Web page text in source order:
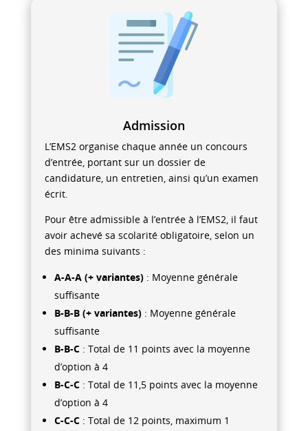
Admission
L’EMS2 organise chaque année un concours
d’entrée, portant sur un dossier de
candidature, un entretien, ainsi qu’un examen
écrit.
Pour être admissible à l’entrée à l’EMS2, il faut
avoir achevé sa scolarité obligatoire, selon un
des minima suivants :
A-A-A (+ variantes) : Moyenne générale
suffisante
B-B-B (+ variantes): Moyenne générale
suffisante
B-B-C: Total de 11 points avec la moyenne
d’option à 4
B-C-C: Total de 11,5 points avec la moyenne
d’option à 4
C-C-C: Total de 12 points, maximum 1